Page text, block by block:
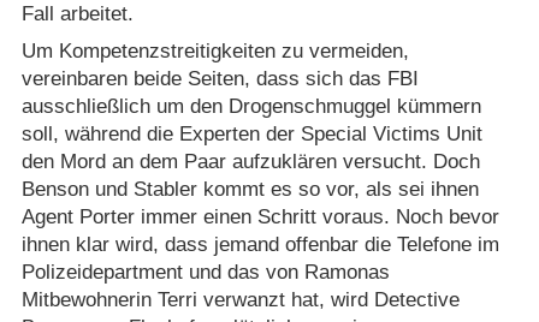
Fall arbeitet.
Um Kompetenzstreitigkeiten zu vermeiden,
vereinbaren beide Seiten, dass sich das FBI
ausschließlich um den Drogenschmuggel kümmern
soll, während die Experten der Special Victims Unit
den Mord an dem Paar aufzuklären versucht. Doch
Benson und Stabler kommt es so vor, als sei ihnen
Agent Porter immer einen Schritt voraus. Noch bevor
ihnen klar wird, dass jemand offenbar die Telefone im
Polizeidepartment und das von Ramonas
Mitbewohnerin Terri verwanzt hat, wird Detective